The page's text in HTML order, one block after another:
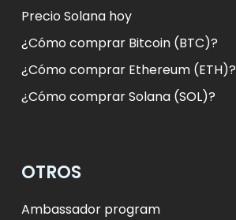
Precio Solana hoy
¿Cómo comprar Bitcoin (BTC)?
¿Cómo comprar Ethereum (ETH)?
¿Cómo comprar Solana (SOL)?
OTROS
Ambassador program